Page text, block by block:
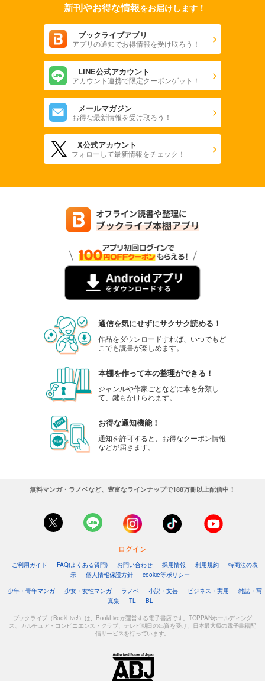
新刊やお得な情報をお届けします！
ブックライブアプリ
アプリの通知でお得情報を受け取ろう！
LINE公式アカウント
アカウント連携で限定クーポンゲット！
メールマガジン
お得な最新情報を受け取ろう！
X公式アカウント
フォローして最新情報をチェック！
通信を気にせずにサクサク読める！
作品をダウンロードすれば、いつでもど
こでも読書が楽しめます。
本棚を作って本の整理ができる！
ジャンルや作家ごとなどに本を分類し
て、鍵もかけられます。
お得な通知機能！
通知を許可すると、お得なクーポン情報
などが届きます。
無料マンガ・ラノベなど、豊富なラインナップで188万冊以上配信中！
ログイン
ご利用ガイド FAQ(よくある質問) お問い合わせ 採用情報 利用規約
特商法の表
示
個人情報保護方針
cookie等ポリシー
少年・青年マンガ
少女・女性マンガ ラノベ 小説・文芸 ビジネス・実用
雑誌・写
真集
TL BL
ブックライブ（BookLive!）は、BookLiveが運営する電子書店です。TOPPANホールディング
ス、カルチュア・コンビニエンス・クラブ、テレビ朝日の出資を受け、日本最大級の電子書籍配
信サービスを行っています。